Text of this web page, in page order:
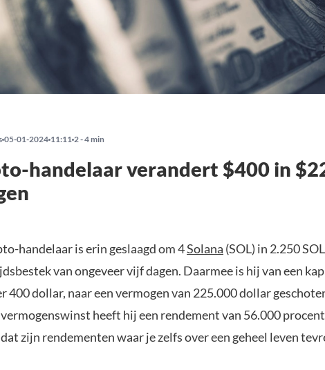
05-01-2024 11:11 2 - 4 min
handelaar verandert $400 in
handelaar is erin geslaagd om 4Solana (SOL) in 2.250
van ongeveer vijf dagen. Daarmee is hij van een
400 dollar, naar een vermogen van 225.000 dollar
heeft hij een rendement van 56.000
zijn rendementen waar je zelfs over een geheel leven